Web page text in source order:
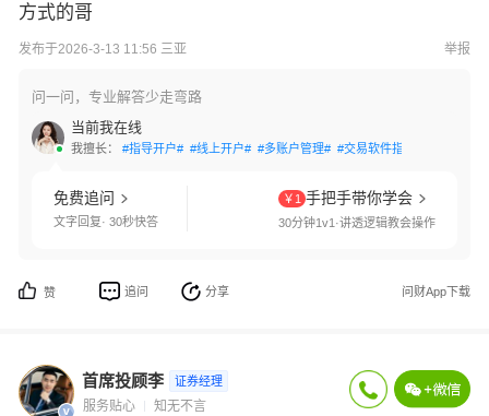
方式的哥
发布于2026-3-13 11:56 三亚 举报
问一问，专业解答少走弯路
当前我在线
我擅长： #指导开户# #线上开户# #多账户管理# #交易软件指导#
免费追问
文字回复· 30秒快答
￥1 手把手带你学会
30分钟1v1·讲透逻辑教会操作
赞 追问 分享 问财App下载
首席投顾李 证券经理
服务贴心 知无不言